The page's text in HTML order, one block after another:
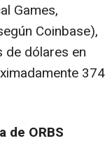
Games,
Coinbase),
de dólares en
374
de ORBS